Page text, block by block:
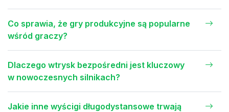
Co sprawia, że gry produkcyjne są popularne
wśród graczy?
Dlaczego wtrysk bezpośredni jest kluczowy
w nowoczesnych silnikach?
Jakie inne wyścigi długodystansowe trwają